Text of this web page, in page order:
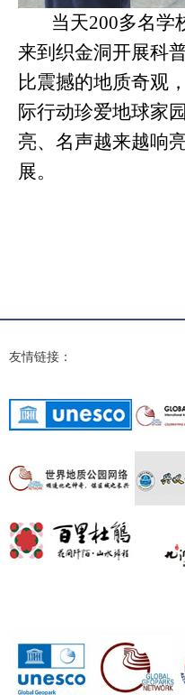
当天200多名学
来到织金洞开展科
比震撼的地质奇观
际行动珍爱地球家
亮、名声越来越响
展。
友情链接：